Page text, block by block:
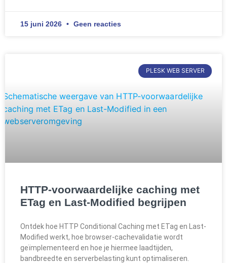
15 juni 2026 Geen reacties
PLESK WEB SERVER
HTTP-voorwaardelijke caching met
ETag en Last-Modified begrijpen
Ontdek hoe HTTP Conditional Caching met ETag en Last-
Modified werkt, hoe browser-cachevalidatie wordt
geïmplementeerd en hoe je hiermee laadtijden,
bandbreedte en serverbelasting kunt optimaliseren.